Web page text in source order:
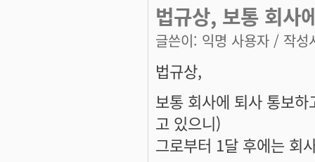
법규상, 보통 회사
글쓴이: 익명 사용자 / 작성
법규상,
보통 회사에 퇴사 통보
고 있으니)
그로부터 1달 후에는 회